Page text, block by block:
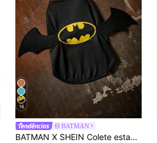
16
BATMAN
BATMAN X SHEIN Colete estampado para animais de estimação (1 peça), roupa para gatos e cachorros, tamanhos XXS a XXXXL (extra pequeno e extra grande), com asas, morcego e logo. Estiloso!